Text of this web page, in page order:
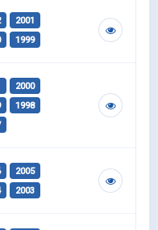
2001
1999
2000
1998
2005
2003